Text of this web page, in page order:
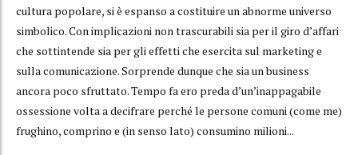
cultura popolare, si è espanso a costituire un abnorme universo
simbolico. Con implicazioni non trascurabili sia per il giro d’affari
che sottintende sia per gli effetti che esercita sul marketing e
sulla comunicazione. Sorprende dunque che sia un business
ancora poco sfruttato. Tempo fa ero preda d’un’inappagabile
ossessione volta a decifrare perché le persone comuni (come me)
frughino, comprino e (in senso lato) consumino milioni...